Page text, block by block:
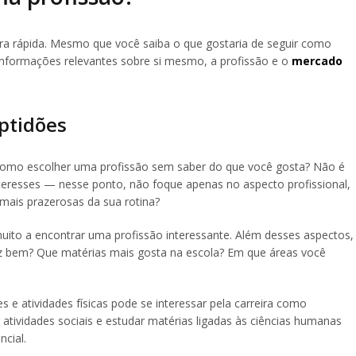
rápida. Mesmo que você saiba o que gostaria de seguir como
relevantes sobre si mesmo, a profissão e o mercado
escolher uma profissão sem saber do que você gosta? Não é
— nesse ponto, não foque apenas no aspecto profissional,
prazerosas da sua rotina?
a encontrar uma profissão interessante. Além desses aspectos,
Que matérias mais gosta na escola? Em que áreas você
e atividades físicas pode se interessar pela carreira como
sociais e estudar matérias ligadas às ciências humanas